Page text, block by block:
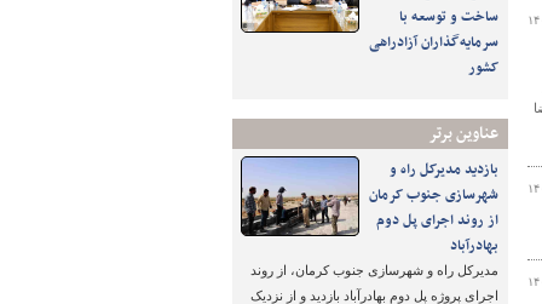
ساخت و توسعه با
سرمایه‌گذاران آزادراهی
کشور
عناوین برتر
بازدید مدیرکل راه و
شهرسازی جنوب کرمان
از روند اجرای پل دوم
بهادرآباد
مدیرکل راه و شهرسازی جنوب کرمان، از روند
اجرای پروژه پل دوم بهادرآباد بازدید و از نزدیک